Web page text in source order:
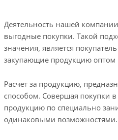
Деятельность нашей
выгодные покупки. Такой
значения, является
закупающие продукцию оптом
Расчет за продукцию,
способом. Совершая покупки
продукцию по специально
одинаковыми возможностями.